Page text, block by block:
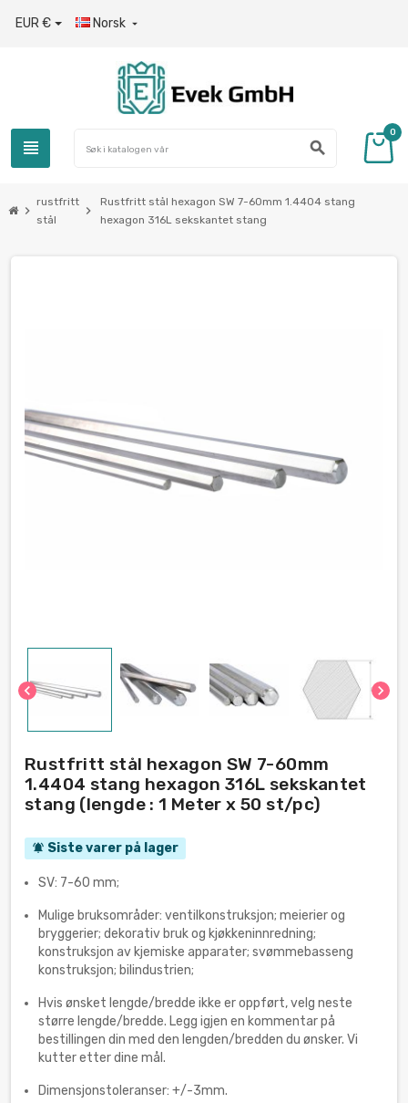
EUR € Norsk 
view_headline search
0
chevron_right
rustfritt
stål
chevron_right
Rustfritt stål hexagon SW 7-60mm 1.4404 stang
hexagon 316L sekskantet stang
chevron_left chevron_right
Rustfritt stål hexagon SW 7-60mm
1.4404 stang hexagon 316L sekskantet
stang (lengde : 1 Meter x 50 st/pc)
notifications_active Siste varer på lager
SV: 7-60 mm;
Mulige bruksområder: ventilkonstruksjon; meierier og
bryggerier; dekorativ bruk og kjøkkeninnredning;
konstruksjon av kjemiske apparater; svømmebasseng
konstruksjon; bilindustrien;
Hvis ønsket lengde/bredde ikke er oppført, velg neste
større lengde/bredde. Legg igjen en kommentar på
bestillingen din med den lengden/bredden du ønsker. Vi
kutter etter dine mål.
Dimensjonstoleranser: +/-3mm.